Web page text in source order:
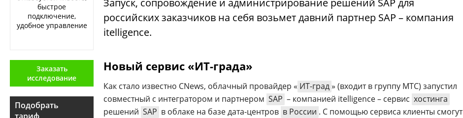
кабинет
проекте
Аналитика
Техника
быстрое
подключение,
удобное управление
Заказать
исследование
Подобрать
тариф
Запуск, сопровождение и администрирование решений SAP для
российских заказчиков на себя возьмет давний партнер SAP – компания
itelligence.
Новый сервис «ИТ-града»
Как стало известно CNews, облачный провайдер « ИТ-град» (входит в группу МТС) запустил
совместный с интегратором и партнером SAP – компанией itelligence – сервис хостинга
решений SAP в облаке на базе дата-центров в России . С помощью сервиса клиенты смогут